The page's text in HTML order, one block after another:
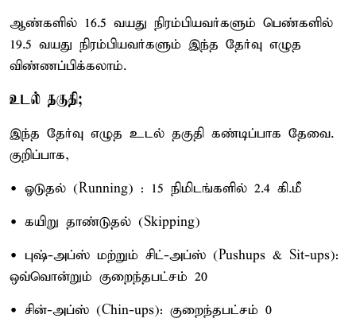
ஆண்களில் 16.5 வயது நிரம்பியவர்களும் பெண்களில்
19.5 வயது நிரம்பியவர்களும் இந்த தேர்வு எழுத
விண்ணப்பிக்கலாம்.
உடல் தகுதி;
இந்த தேர்வு எழுத உடல் தகுதி கண்டிப்பாக தேவை.
குறிப்பாக,
• ஓடுதல் (Running) : 15 நிமிடங்களில் 2.4 கி.மீ
• கயிறு தாண்டுதல் (Skipping)
• புஷ்-அப்ஸ் மற்றும் சிட்-அப்ஸ் (Pushups & Sit-ups):
ஒவ்வொன்றும் குறைந்தபட்சம் 20
• சின்-அப்ஸ் (Chin-ups): குறைந்தபட்சம் 0